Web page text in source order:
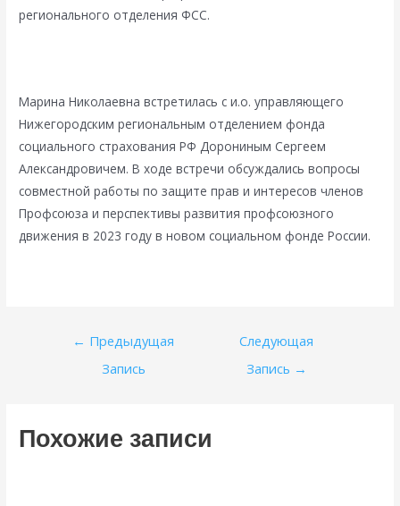
регионального отделения ФСС.
Марина Николаевна встретилась с и.о. управляющего
Нижегородским региональным отделением фонда
социального страхования РФ Дорониным Сергеем
Александровичем. В ходе встречи обсуждались вопросы
совместной работы по защите прав и интересов членов
Профсоюза и перспективы развития профсоюзного
движения в 2023 году в новом социальном фонде России.
Навигация
← Предыдущая
Запись
Следующая
Запись →
Похожие записи